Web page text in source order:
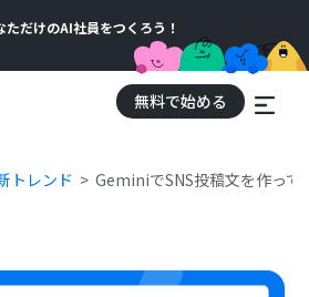
だけのAI社員をつくろう！
無料で始める
トレンド GeminiでSNS投稿文を作っ